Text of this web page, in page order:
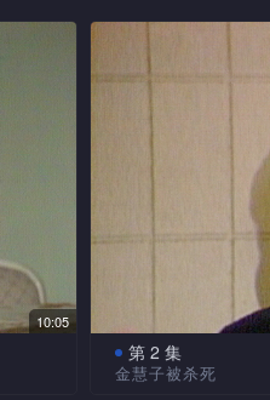
10:05
第 2 集
金慧子被杀死